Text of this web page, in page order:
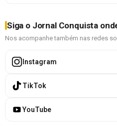
Siga o Jornal Conquista
Nos acompanhe também nas redes
Instagram
TikTok
YouTube